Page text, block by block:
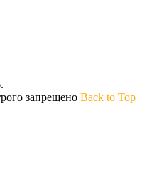
запрещено Back to Top